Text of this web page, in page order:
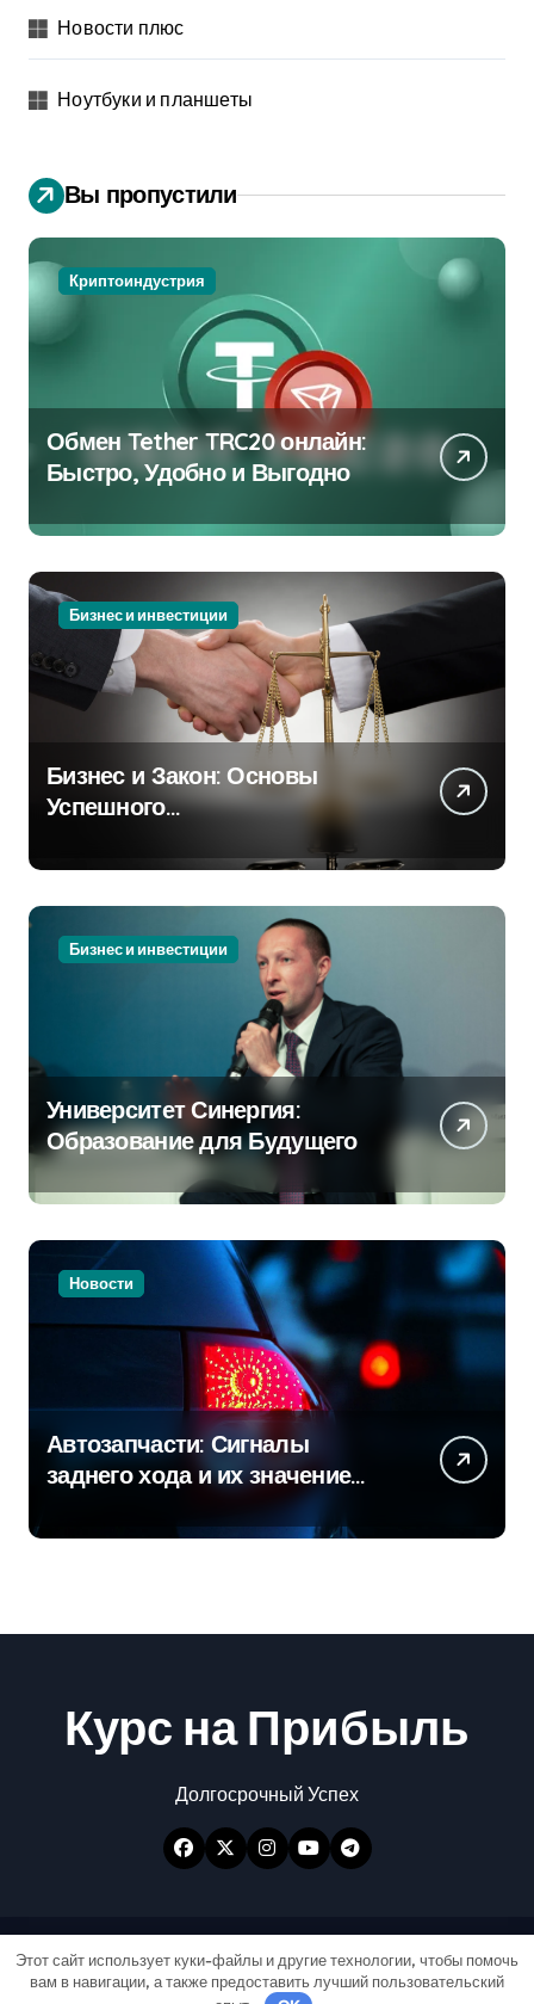
Новости плюс
Ноутбуки и планшеты
Вы пропустили
Криптоиндустрия
Обмен Tether TRC20 онлайн:
Быстро, Удобно и Выгодно
Бизнес и инвестиции
Бизнес и Закон: Основы
Успешного
Бизнес и инвестиции
Университет Синергия:
Образование для Будущего
Новости
Автозапчасти: Сигналы
заднего хода и их значение
для безопасности на дороге
Курс на Прибыль
Долгосрочный Успех
Авторские права © Все права защищены|
NewspaperupотThemeansar.
Этот сайт использует куки-файлы и другие технологии, чтобы помочь
вам в навигации, а также предоставить лучший пользовательский